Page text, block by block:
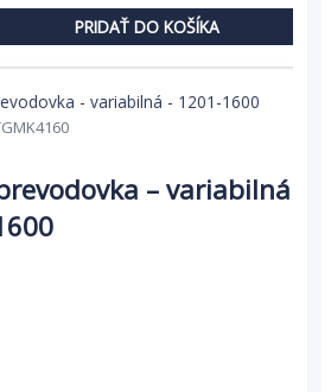
€.
PRIDAŤ DO KOŠÍKA
– variabilná –